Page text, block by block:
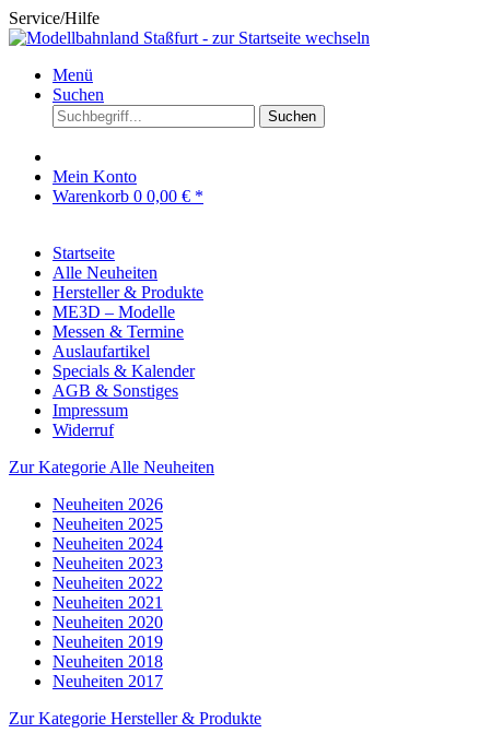
Service/Hilfe
Menü
Suchen
Suchen
Mein Konto
Warenkorb 0 0,00 € *
Startseite
Alle Neuheiten
Hersteller & Produkte
ME3D – Modelle
Messen & Termine
Auslaufartikel
Specials & Kalender
AGB & Sonstiges
Impressum
Widerruf
Zur Kategorie Alle Neuheiten
Neuheiten 2026
Neuheiten 2025
Neuheiten 2024
Neuheiten 2023
Neuheiten 2022
Neuheiten 2021
Neuheiten 2020
Neuheiten 2019
Neuheiten 2018
Neuheiten 2017
Zur Kategorie Hersteller & Produkte